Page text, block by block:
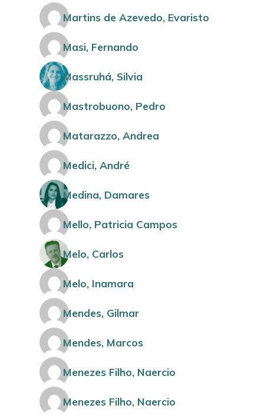
Martins de Azevedo, Evaristo
Masi, Fernando
Massruhá, Silvia
Mastrobuono, Pedro
Matarazzo, Andrea
Medici, André
Medina, Damares
Mello, Patricia Campos
Melo, Carlos
Melo, Inamara
Mendes, Gilmar
Mendes, Marcos
Menezes Filho, Naercio
Menezes Filho, Naercio